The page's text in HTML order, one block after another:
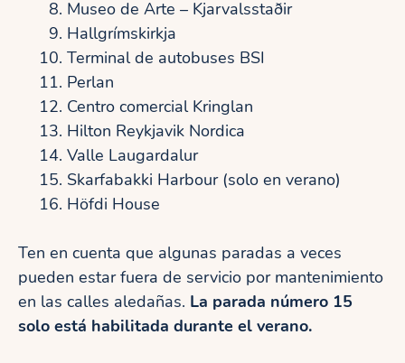
Museo de Arte – Kjarvalsstaðir
Hallgrímskirkja
Terminal de autobuses BSI
Perlan
Centro comercial Kringlan
Hilton Reykjavik Nordica
Valle Laugardalur
Skarfabakki Harbour (solo en verano)
Höfdi House
Ten en cuenta que algunas paradas a veces
pueden estar fuera de servicio por mantenimiento
en las calles aledañas. La parada número 15
solo está habilitada durante el verano.